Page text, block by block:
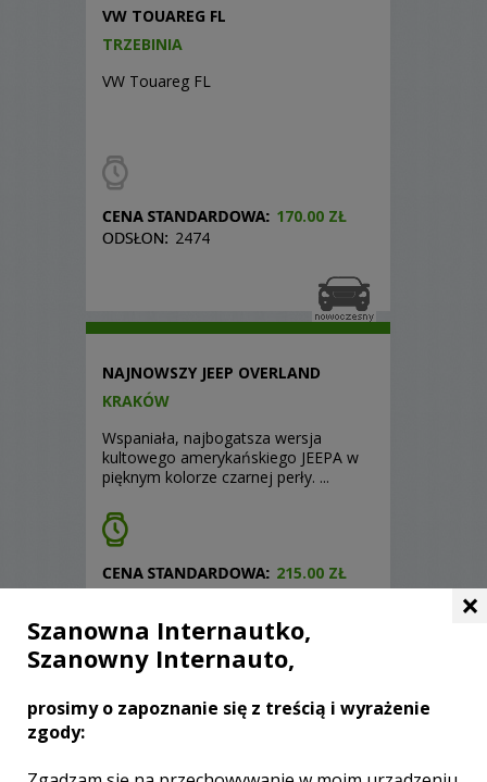
VW TOUAREG FL
TRZEBINIA
VW Touareg FL
170.00 ZŁ
2474
NAJNOWSZY JEEP OVERLAND
KRAKÓW
Wspaniała, najbogatsza wersja
kultowego amerykańskiego JEEPA w
pięknym kolorze czarnej perły. ...
215.00 ZŁ
4514
×
Szanowna Internautko,
Szanowny Internauto,
prosimy o zapoznanie się z treścią i wyrażenie
zgody: